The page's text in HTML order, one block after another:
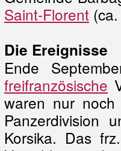
Saint-Florent
Die Ereignisse
Ende
freifranzösische
waren nur
Panzerdivision
Korsika. Das